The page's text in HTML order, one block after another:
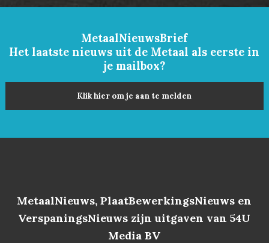
MetaalNieuwsBrief
Het laatste nieuws uit de Metaal als eerste in
je mailbox?
Klik hier om je aan te melden
MetaalNieuws, PlaatBewerkingsNieuws en
VerspaningsNieuws zijn uitgaven van 54U
Media BV